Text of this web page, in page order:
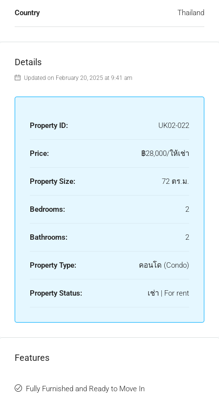
Country Thailand
Details
Updated on February 20, 2025 at 9:41 am
Property ID: UK02-022
Price: ฿28,000/ให้เช่า
Property Size: 72 ตร.ม.
Bedrooms: 2
Bathrooms: 2
Property Type: คอนโด (Condo)
Property Status: เช่า | For rent
Features
Fully Furnished and Ready to Move In